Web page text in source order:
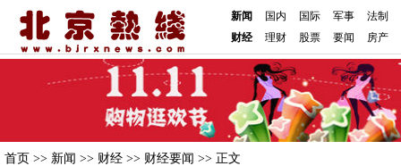
新闻 国内 国际 军事
法制
财经
理财 股票 要闻 房产
首页 >> 新闻 >> 财经 >> 财经要闻 >> 正文